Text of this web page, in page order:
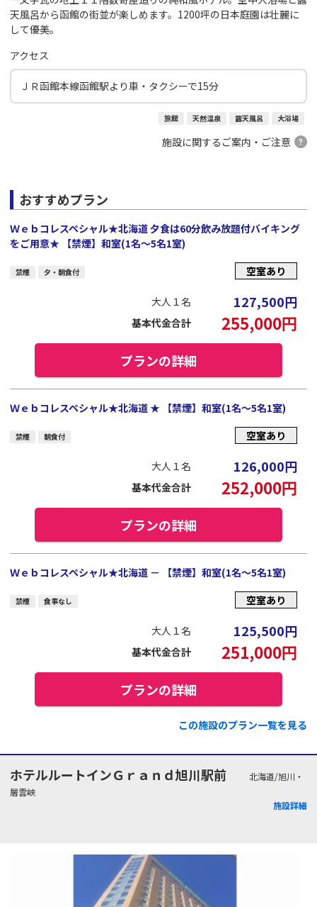
天風呂から函館の街並が楽しめます。1200坪の日本庭園は壮麗に
して優美。
アクセス
ＪＲ函館本線函館駅より車・タクシーで15分
旅館 天然温泉 露天風呂 大浴場
施設に関するご案内・ご注意
おすすめプラン
Ｗｅｂコレスペシャル★北海道 夕食は60分飲み放題付バイキング
をご用意★ 【禁煙】和室(1名～5名1室)
禁煙 夕・朝食付 空室あり
大人１名 127,500円
基本代金合計 255,000円
プランの詳細
Ｗｅｂコレスペシャル★北海道 ★ 【禁煙】和室(1名～5名1室)
禁煙 朝食付 空室あり
大人１名 126,000円
基本代金合計 252,000円
プランの詳細
Ｗｅｂコレスペシャル★北海道 － 【禁煙】和室(1名～5名1室)
禁煙 食事なし 空室あり
大人１名 125,500円
基本代金合計 251,000円
プランの詳細
この施設のプラン一覧を見る
ホテルルートインＧｒａｎｄ旭川駅前
北海道/旭川・
層雲峡
施設詳細